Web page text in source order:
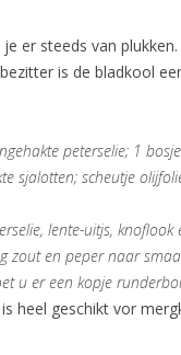
er steeds van
is de bladkool
peterselie; 1
sjalotten; scheutje
lente-uitjs, knoflook
zout en peper naar
u er een kopje
heel geschikt vor